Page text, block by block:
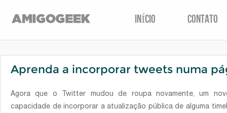
INÍCIO CONTATO
Aprenda a incorporar tweets numa
Agora que o Twitter mudou de roupa novamente, um
capacidade de incorporar a atualização pública de alguma